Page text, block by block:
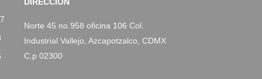
Norte 45 no.958 oficina 106 Col.
Industrial Vallejo, Azcapotzalco, CDMX
C.p 02300